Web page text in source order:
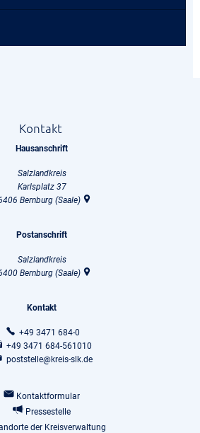
Kontakt
Hausanschrift
Salzlandkreis
Karlsplatz 37
Bernburg (Saale)
Postanschrift
Salzlandkreis
Bernburg (Saale)
Kontakt
+49 3471 684-0
+49 3471 684-561010
poststelle@kreis-slk.de
Kontaktformular
Pressestelle
der Kreisverwaltung